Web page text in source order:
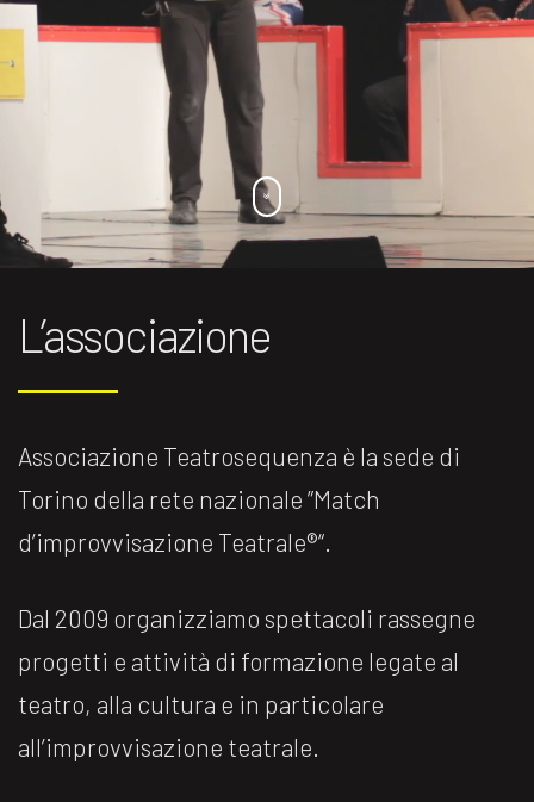
L’associazione
Associazione Teatrosequenza è la sede di
Torino della rete nazionale ”Match
d’improvvisazione Teatrale®️“.
Dal 2009 organizziamo spettacoli rassegne
progetti e attività di formazione legate al
teatro, alla cultura e in particolare
all’improvvisazione teatrale.